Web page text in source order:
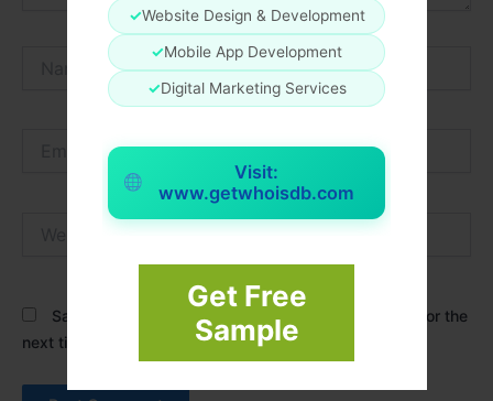
✓Website Design & Development
✓Mobile App Development
✓Digital Marketing Services
Visit:
www.getwhoisdb.com
Get Free
Sample
Save my name, email, and website in this browser for the
next time I comment.